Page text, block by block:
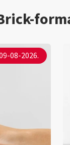
08-2026.